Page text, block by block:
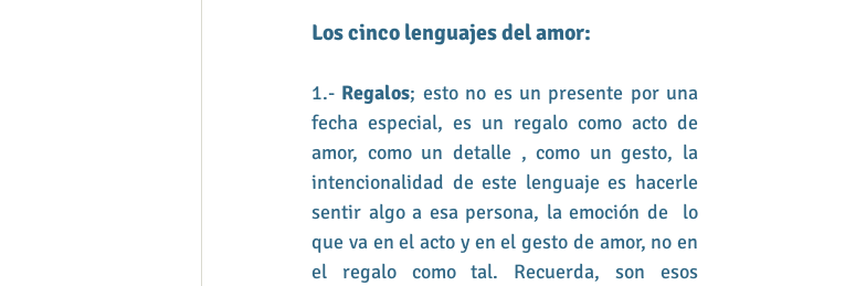
Los cinco lenguajes del amor:
1.- Regalos; esto no es un presente por una
fecha especial, es un regalo como acto de
amor, como un detalle , como un gesto, la
intencionalidad de este lenguaje es hacerle
sentir algo a esa persona, la emoción de  lo
que va en el acto y en el gesto de amor, no en
el regalo como tal. Recuerda, son esos